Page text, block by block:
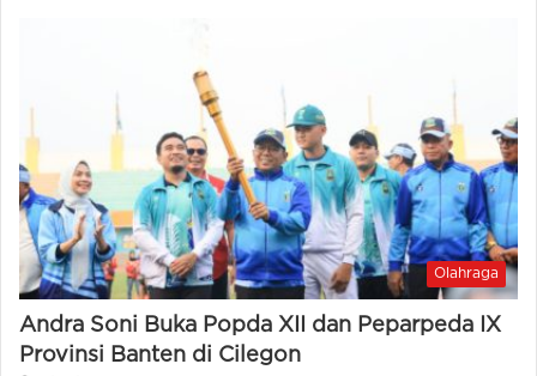
Olahraga
Andra Soni Buka Popda XII dan Peparpeda IX
Provinsi Banten di Cilegon